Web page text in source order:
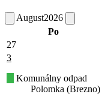
August2026
Po
27
3
Komunálny odpad
Polomka (Brezno)